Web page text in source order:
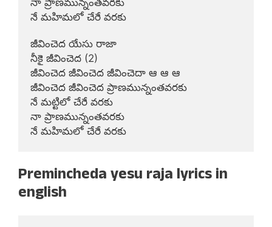
నే మహిమలో చేరే వరకు
జీవించెద యేసు రాజా
నీకై జీవించెద (2)
జీవించెద జీవించెద జీవించెదా ఆ ఆ ఆ
జీవించెద జీవించెద ప్రాణమున్నంతవరకు
నే మట్టిలో చేరే వరకు
నా ప్రాణమున్నంతవరకు
నే మహిమలో చేరే వరకు
Premincheda yesu raja lyrics in
english